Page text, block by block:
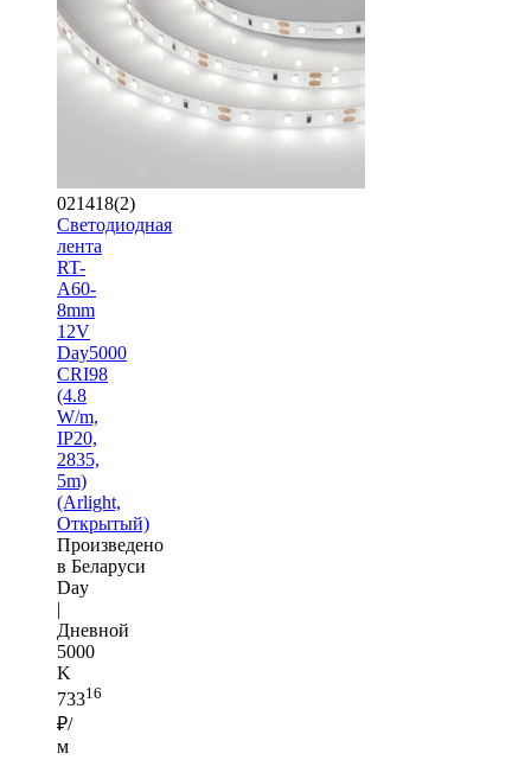
021418(2)
Светодиодная
лента
RT-
A60-
8mm
12V
Day5000
CRI98
(4.8
W/m,
IP20,
2835,
5m)
(Arlight,
Открытый)
Произведено
в Беларуси
Day
|
Дневной
5000
K
73316
₽/
м